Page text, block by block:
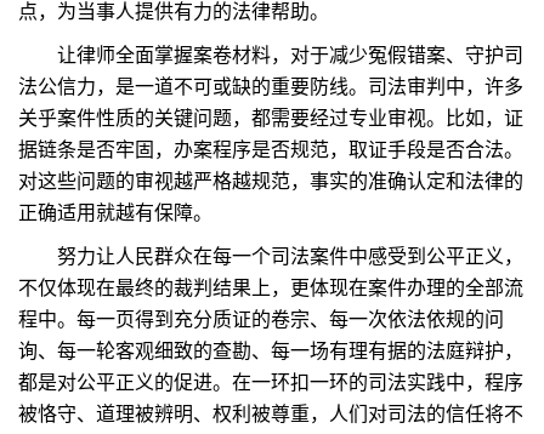
点，为当事人提供有力的法律帮助。
让律师全面掌握案卷材料，对于减少冤假错案、守护司
法公信力，是一道不可或缺的重要防线。司法审判中，许多
关乎案件性质的关键问题，都需要经过专业审视。比如，证
据链条是否牢固，办案程序是否规范，取证手段是否合法。
对这些问题的审视越严格越规范，事实的准确认定和法律的
正确适用就越有保障。
努力让人民群众在每一个司法案件中感受到公平正义，
不仅体现在最终的裁判结果上，更体现在案件办理的全部流
程中。每一页得到充分质证的卷宗、每一次依法依规的问
询、每一轮客观细致的查勘、每一场有理有据的法庭辩护，
都是对公平正义的促进。在一环扣一环的司法实践中，程序
被恪守、道理被辨明、权利被尊重，人们对司法的信任将不